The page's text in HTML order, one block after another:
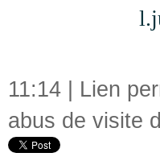
11:14 | Lien
abus de visite